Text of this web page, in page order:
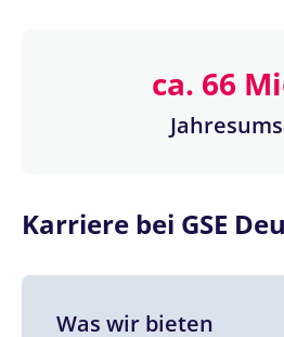
ca. 66
Karriere bei GSE
Was wir bieten